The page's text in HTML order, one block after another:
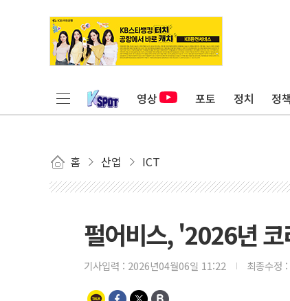
영상 포토 정치 정
홈 산업 ICT
펄어비스, '2026년
기사입력 : 2026년04월06일 11:22 최종수정 :